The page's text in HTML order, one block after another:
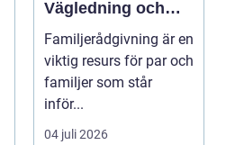
Vägledning och
stöd för relationer i
kris
Familjerådgivning är en
viktig resurs för par och
familjer som står
inför...
04 juli 2026